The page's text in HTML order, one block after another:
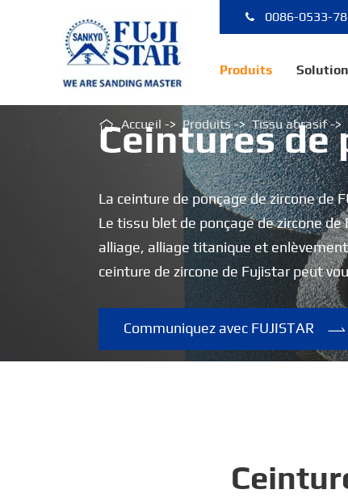
0086-0533-
Produits
Ceintures de
La ceinture de ponçage de zircone de
Le tissu blet de ponçage de zircone
alliage, alliage titanique et
ceinture de zircone de Fujistar peut
Communiquez avec FUJISTAR 
 Accueil Produits Tissu abrasif